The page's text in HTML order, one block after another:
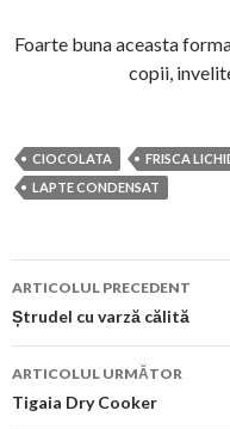
Foarte buna aceasta
copii,
CIOCOLATA FRISCA
LAPTE CONDENSAT
Navigare
în
articol
ARTICOLUL PRECEDENT
Ștrudel cu varză călită
ARTICOLUL URMĂTOR
Tigaia Dry Cooker